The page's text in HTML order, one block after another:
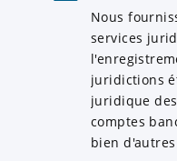
Nous
services
juridictions
juridique
comptes
bien